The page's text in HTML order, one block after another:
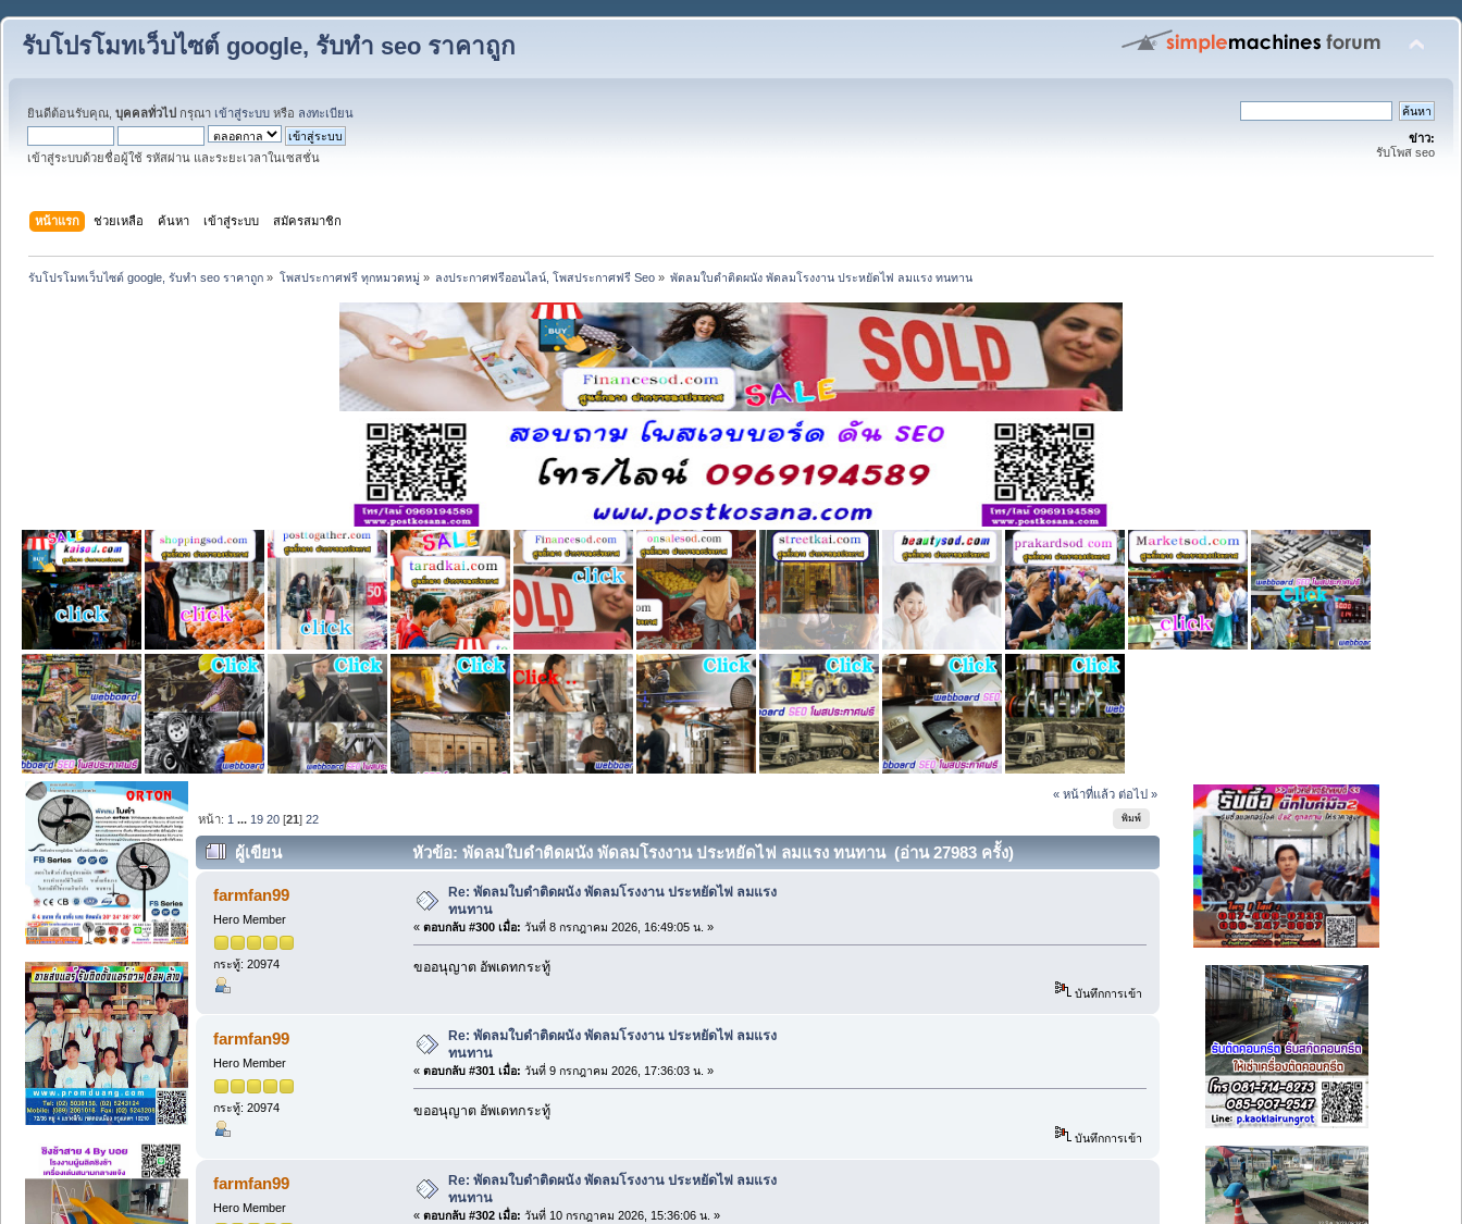
รับโปรโมทเว็บไซต์ google, รับทำ seo ราคาถูก
ยินดีต้อนรับคุณ, บุคคลทั่วไป กรุณา เข้าสู่ระบบ หรือ ลงทะเบียน
เข้าสู่ระบบด้วยชื่อผู้ใช้ รหัสผ่าน และระยะเวลาในเซสชั่น
ข่าว:
รับโพส seo
หน้าแรก ช่วยเหลือ ค้นหา เข้าสู่ระบบ สมัครสมาชิก
รับโปรโมทเว็บไซต์ google, รับทำ seo ราคาถูก » โพสประกาศฟรี ทุกหมวดหมู่» ลงประกาศฟรีออนไลน์, โพสประกาศฟรี Seo» พัดลมใบดำติดผนัง พัดลมโรงงาน ประหยัดไฟ ลมแรง ทนทาน
« หน้าที่แล้ว ต่อไป »
พิมพ์
หน้า: 1 ... 19 20 [21]22
ผู้เขียน หัวข้อ: พัดลมใบดำติดผนัง พัดลมโรงงาน ประหยัดไฟ ลมแรง ทนทาน (อ่าน 27983 ครั้ง)
farmfan99
Hero Member
กระทู้: 20974
Re: พัดลมใบดำติดผนัง พัดลมโรงงาน ประหยัดไฟ ลมแรง
ทนทาน
« ตอบกลับ #300 เมื่อ: วันที่ 8 กรกฎาคม 2026, 16:49:05 น. »
ขออนุญาต อัพเดทกระทู้
บันทึกการเข้า
farmfan99
Hero Member
กระทู้: 20974
Re: พัดลมใบดำติดผนัง พัดลมโรงงาน ประหยัดไฟ ลมแรง
ทนทาน
« ตอบกลับ #301 เมื่อ: วันที่ 9 กรกฎาคม 2026, 17:36:03 น. »
ขออนุญาต อัพเดทกระทู้
บันทึกการเข้า
farmfan99
Hero Member
Re: พัดลมใบดำติดผนัง พัดลมโรงงาน ประหยัดไฟ ลมแรง
ทนทาน
« ตอบกลับ #302 เมื่อ: วันที่ 10 กรกฎาคม 2026, 15:36:06 น. »